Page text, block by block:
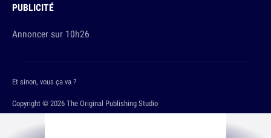
PUBLICITÉ
Annoncer sur 10h26
Copyright © 2026 The Original Publishing Studio
Et sinon, vous ça va ?